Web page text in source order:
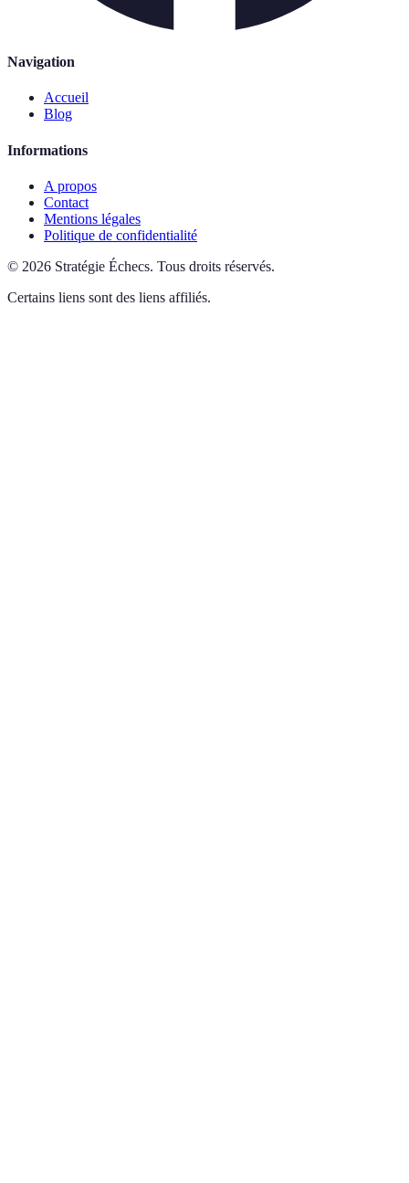
Navigation
Accueil
Blog
Informations
A propos
Contact
Mentions légales
Politique de confidentialité
© 2026 Stratégie Échecs. Tous droits réservés.
Certains liens sont des liens affiliés.